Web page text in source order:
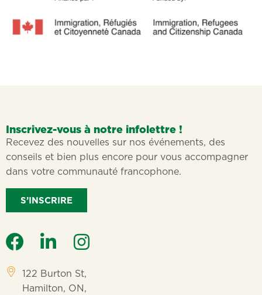
Inscrivez-vous à notre infolettre !
Recevez des nouvelles sur nos événements, des
conseils et bien plus encore pour vous accompagner
dans votre communauté francophone.
S’INSCRIRE
122 Burton St,
Hamilton, ON,